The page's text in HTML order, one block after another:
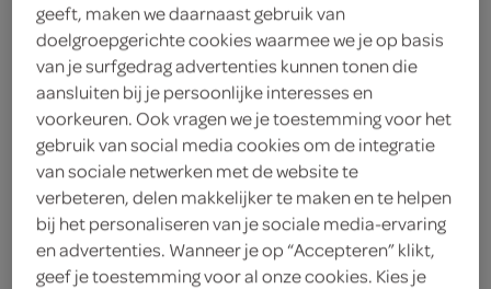
FoodClub 4 tot 6
personen
FoodClub
32.-
1 Stuks
geeft, maken we daarnaast gebruik van
doelgroepgerichte cookies waarmee we je op basis
van je surfgedrag advertenties kunnen tonen die
aansluiten bij je persoonlijke interesses en
voorkeuren. Ook vragen we je toestemming voor het
gebruik van social media cookies om de integratie
van sociale netwerken met de website te
verbeteren, delen makkelijker te maken en te helpen
bij het personaliseren van je sociale media-ervaring
en advertenties. Wanneer je op “Accepteren” klikt,
geef je toestemming voor al onze cookies. Kies je